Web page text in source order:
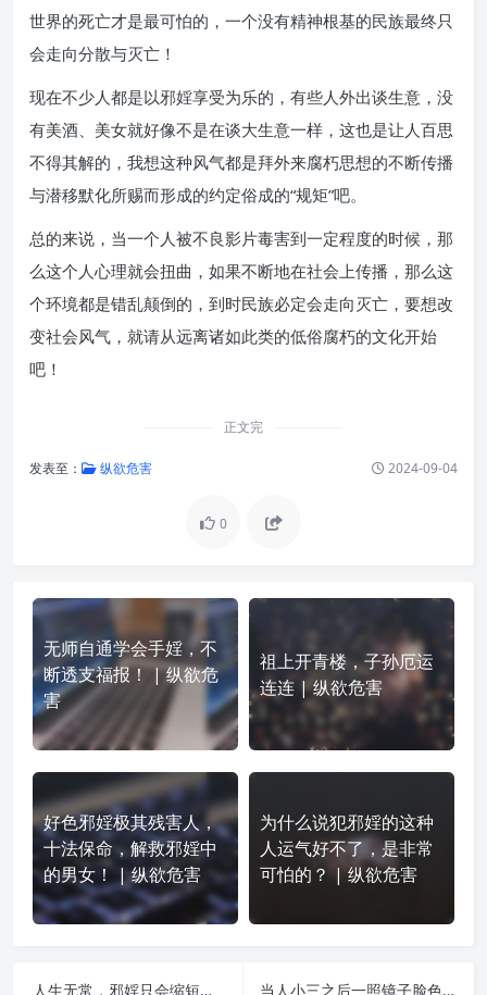
世界的死亡才是最可怕的，一个没有精神根基的民族最终只
会走向分散与灭亡！
现在不少人都是以邪婬享受为乐的，有些人外出谈生意，没
有美酒、美女就好像不是在谈大生意一样，这也是让人百思
不得其解的，我想这种风气都是拜外来腐朽思想的不断传播
与潜移默化所赐而形成的约定俗成的“规矩”吧。
总的来说，当一个人被不良影片毒害到一定程度的时候，那
么这个人心理就会扭曲，如果不断地在社会上传播，那么这
个环境都是错乱颠倒的，到时民族必定会走向灭亡，要想改
变社会风气，就请从远离诸如此类的低俗腐朽的文化开始
吧！
正文完
发表至： 纵欲危害 2024-09-04
0
无师自通学会手婬，不
断透支福报！ | 纵欲危
害
祖上开青楼，子孙厄运
连连 | 纵欲危害
好色邪婬极其残害人，
十法保命，解救邪婬中
的男女！ | 纵欲危害
为什么说犯邪婬的这种
人运气好不了，是非常
可怕的？ | 纵欲危害
人生无常，邪婬只会缩短自己的寿命 | 纵欲危害
当人小三之后一照镜子脸色发青像行尸走肉 | 纵欲危害